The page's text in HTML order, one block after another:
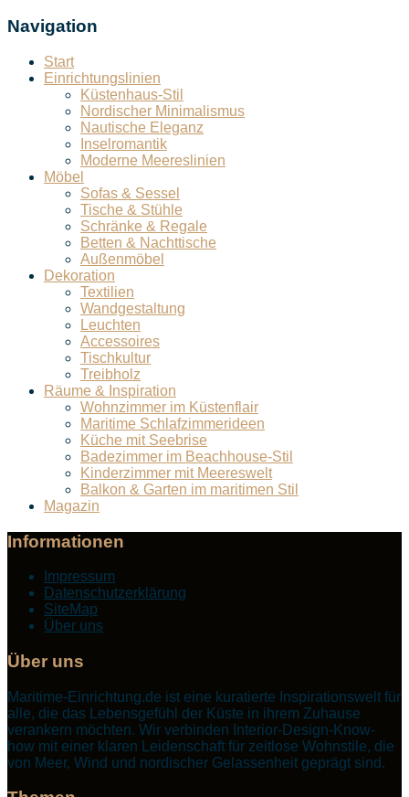
Navigation
Start
Einrichtungslinien
Küstenhaus-Stil
Nordischer Minimalismus
Nautische Eleganz
Inselromantik
Moderne Meereslinien
Möbel
Sofas & Sessel
Tische & Stühle
Schränke & Regale
Betten & Nachttische
Außenmöbel
Dekoration
Textilien
Wandgestaltung
Leuchten
Accessoires
Tischkultur
Treibholz
Räume & Inspiration
Wohnzimmer im Küstenflair
Maritime Schlafzimmerideen
Küche mit Seebrise
Badezimmer im Beachhouse-Stil
Kinderzimmer mit Meereswelt
Balkon & Garten im maritimen Stil
Magazin
Informationen
Impressum
Datenschutzerklärung
SiteMap
Über uns
Über uns
Maritime-Einrichtung.de ist eine kuratierte Inspirationswelt für
alle, die das Lebensgefühl der Küste in ihrem Zuhause
verankern möchten. Wir verbinden Interior-Design-Know-
how mit einer klaren Leidenschaft für zeitlose Wohnstile, die
von Meer, Wind und nordischer Gelassenheit geprägt sind.